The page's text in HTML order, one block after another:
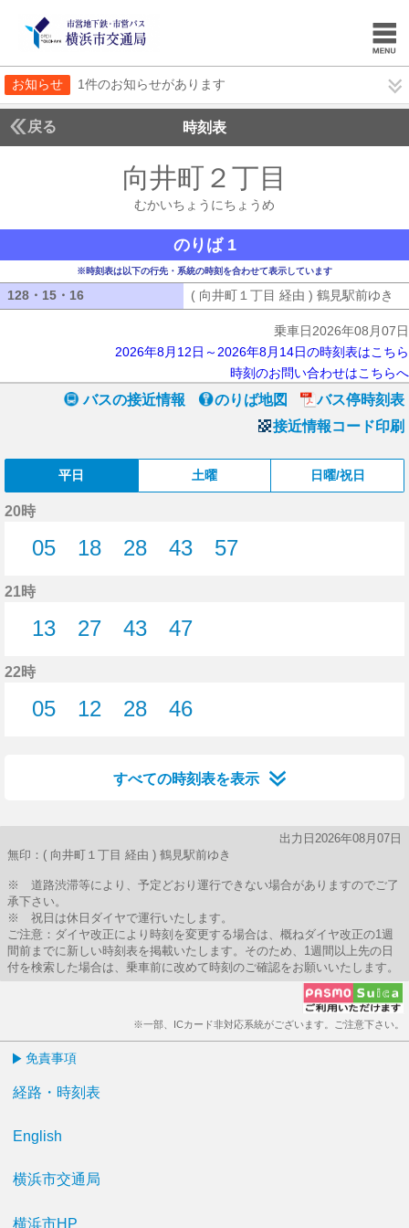
お知らせ 1件のお知らせがあります
戻る 時刻表
向井町２丁目
むかいちょうにちょうめ
のりば 1
※時刻表は以下の行先・系統の時刻を合わせて表示しています
128・15・16 ( 向井町１丁目 経由 ) 鶴見駅前ゆき
乗車日2026年08月07日
2026年8月12日～2026年8月14日の時刻表はこちら
時刻のお問い合わせはこちらへ
バスの接近情報 のりば地図
バス停時刻表
接近情報コード印刷
平日 土曜 日曜/祝日
20時
05
18
28
43
57
21時
13
27
43
47
22時
05
12
28
46
すべての時刻表を表示
出力日2026年08月07日
無印：( 向井町１丁目 経由 ) 鶴見駅前ゆき
※ 道路渋滞等により、予定どおり運行できない場合がありますのでご了
承下さい。
※ 祝日は休日ダイヤで運行いたします。
ご注意：ダイヤ改正により時刻を変更する場合は、概ねダイヤ改正の1週
間前までに新しい時刻表を掲載いたします。そのため、1週間以上先の日
付を検索した場合は、乗車前に改めて時刻のご確認をお願いいたします。
※一部、ICカード非対応系統がございます。ご注意下さい。
免責事項
経路・時刻表
English
横浜市交通局
横浜市HP